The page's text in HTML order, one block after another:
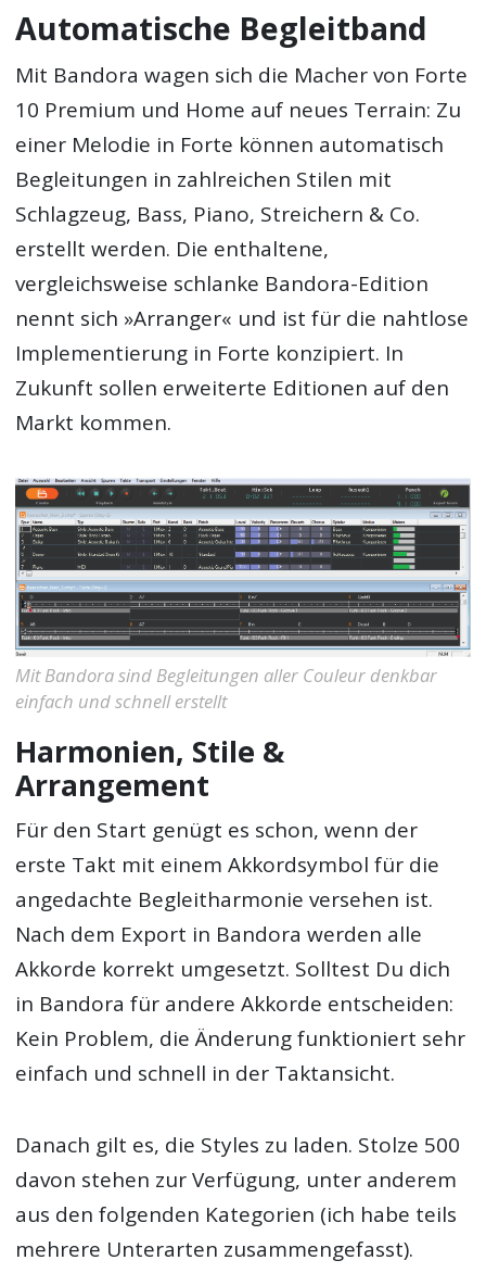
Automatische Begleitband
Mit Bandora wagen sich die Macher von Forte
10 Premium und Home auf neues Terrain: Zu
einer Melodie in Forte können automatisch
Begleitungen in zahlreichen Stilen mit
Schlagzeug, Bass, Piano, Streichern & Co.
erstellt werden. Die enthaltene,
vergleichsweise schlanke Bandora-Edition
nennt sich »Arranger« und ist für die nahtlose
Implementierung in Forte konzipiert. In
Zukunft sollen erweiterte Editionen auf den
Markt kommen.
Mit Bandora sind Begleitungen aller Couleur denkbar
einfach und schnell erstellt
Harmonien, Stile &
Arrangement
Für den Start genügt es schon, wenn der
erste Takt mit einem Akkordsymbol für die
angedachte Begleitharmonie versehen ist.
Nach dem Export in Bandora werden alle
Akkorde korrekt umgesetzt. Solltest Du dich
in Bandora für andere Akkorde entscheiden:
Kein Problem, die Änderung funktioniert sehr
einfach und schnell in der Taktansicht.
Danach gilt es, die Styles zu laden. Stolze 500
davon stehen zur Verfügung, unter anderem
aus den folgenden Kategorien (ich habe teils
mehrere Unterarten zusammengefasst).